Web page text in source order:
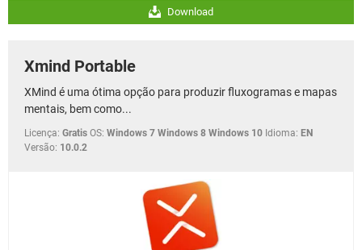
Download
Xmind Portable
XMind é uma ótima opção para produzir fluxogramas e mapas
mentais, bem como...
Licença: Gratis OS: Windows 7 Windows 8 Windows 10 Idioma: EN
Versão: 10.0.2